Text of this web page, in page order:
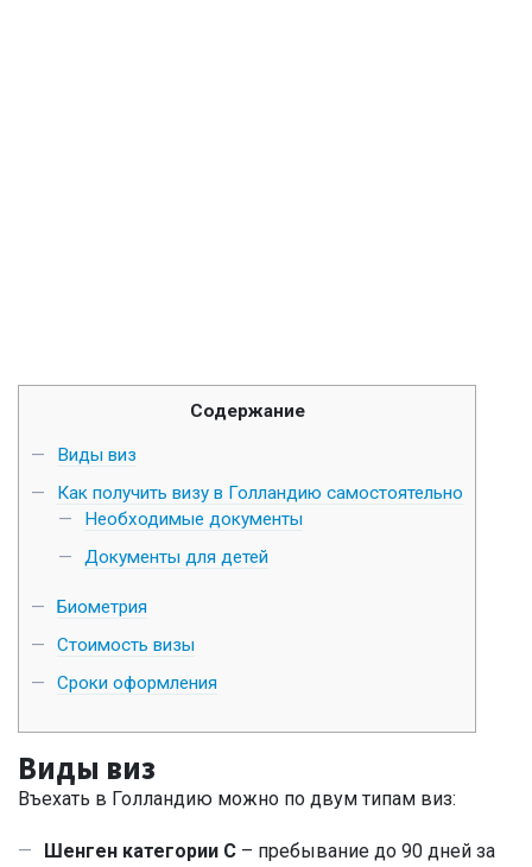
Содержание
Виды виз
Как получить визу в Голландию самостоятельно
Необходимые документы
Документы для детей
Биометрия
Стоимость визы
Сроки оформления
Виды виз
Въехать в Голландию можно по двум типам виз:
Шенген категории C – пребывание до 90 дней за